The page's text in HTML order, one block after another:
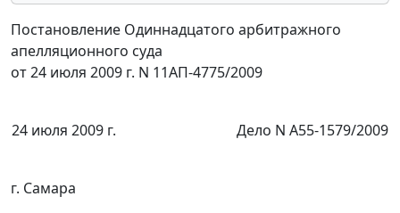
Постановление Одиннадцатого арбитражного
апелляционного суда
от 24 июля 2009 г. N 11АП-4775/2009
24 июля 2009 г. Дело N А55-1579/2009
г. Самара